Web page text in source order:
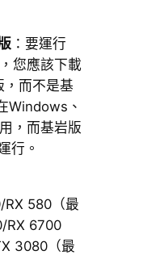
：要運行
您應該下載
而不是基
Windows、
，而基岩版
行。
RX 580（最
RX 6700
3080（最